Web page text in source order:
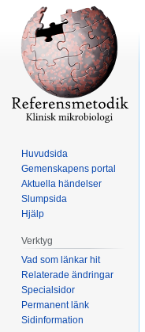
Huvudsida
Gemenskapens portal
Aktuella händelser
Slumpsida
Hjälp
Verktyg
Vad som länkar hit
Relaterade ändringar
Specialsidor
Permanent länk
Sidinformation